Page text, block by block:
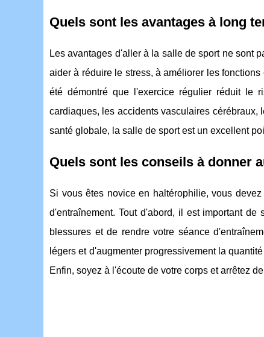
Quels sont les avantages à long
Les avantages d'aller à la salle de sport ne sont
aider à réduire le stress, à améliorer les
été démontré que l'exercice régulier réduit le
cardiaques, les accidents vasculaires
santé globale, la salle de sport est un excellent
Quels sont les conseils à donner
Si vous êtes novice en haltérophilie, vous
d'entraînement. Tout d'abord, il est important
blessures et de rendre votre séance
légers et d'augmenter progressivement la
Enfin, soyez à l'écoute de votre corps et arrêtez